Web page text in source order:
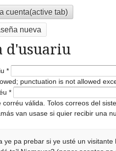
cuenta(active tab)
nueva
d'usuariu
*
punctuation is not allowed
*
corréu válida. Tolos correos del
van usase si quier recibir una
ye pa prebar si ye usté un